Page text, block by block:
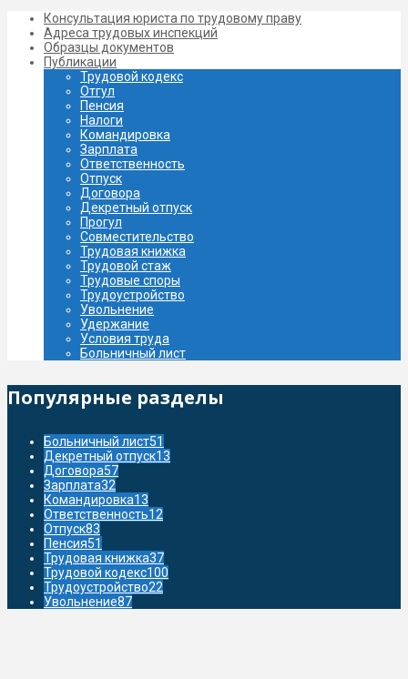
Консультация юриста по трудовому праву
Адреса трудовых инспекций
Образцы документов
Публикации
Трудовой кодекс
Отгул
Пенсия
Налоги
Командировка
Зарплата
Ответственность
Отпуск
Договора
Декретный отпуск
Прогул
Совместительство
Трудовая книжка
Трудовой стаж
Трудовые споры
Трудоустройство
Увольнение
Удержание
Условия труда
Больничный лист
Популярные разделы
Больничный лист51
Декретный отпуск13
Договора57
Зарплата32
Командировка13
Ответственность12
Отпуск83
Пенсия51
Трудовая книжка37
Трудовой кодекс100
Трудоустройство22
Увольнение87